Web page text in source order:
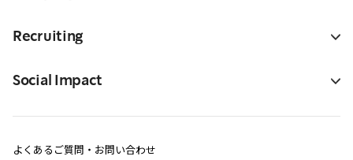
Recruiting
Social Impact
よくあるご質問・お問い合わせ